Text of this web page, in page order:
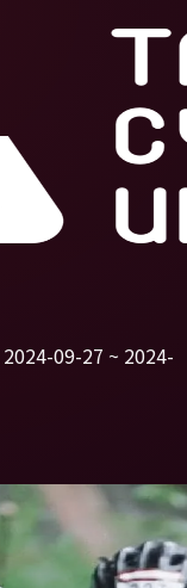
2024-09-27 ~ 2024-